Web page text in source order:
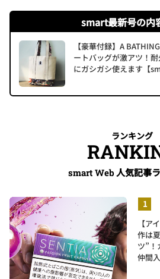
smart最新号の内
【豪華付録】A
ートバッグが激アツ！
にガシガシ使えます【
ランキング
smart Web 人気記事
【ア
作は
ツ”！
仲間